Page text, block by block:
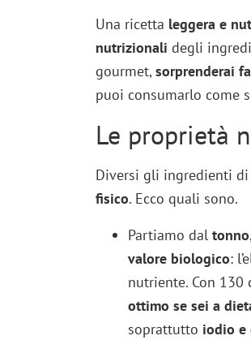
Una ricetta leggera e
nutrizionali degli
gourmet,sorprenderai
puoi consumarlo come
Le proprietà
Diversi gli ingredienti
fisico. Ecco quali sono.
Partiamo daltonno
valore biologico:
nutriente. Con 130
ottimo se sei a
soprattutto iodio e